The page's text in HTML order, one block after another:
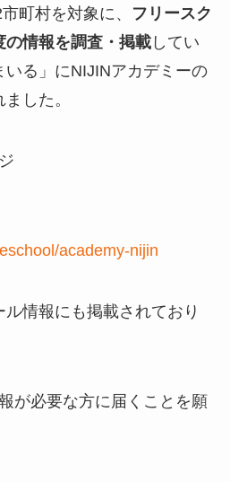
町村を対象に、
フリースク
の情報を調査・掲載してい
いる」にNIJINアカデミーの
した。
academy-nijin
情報にも掲載されており
が必要な方に届くことを願